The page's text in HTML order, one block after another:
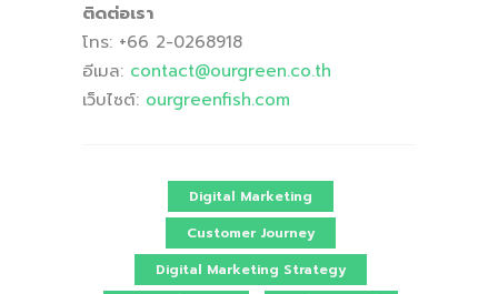
ติดต่อเรา
โทร: +66 2-0268918
อีเมล: contact@ourgreen.co.th
เว็บไซต์: ourgreenfish.com
Digital Marketing
Customer Journey
Digital Marketing Strategy